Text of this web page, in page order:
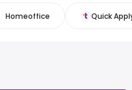
Homeoffice Quick